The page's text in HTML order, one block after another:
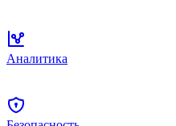
Аналитика